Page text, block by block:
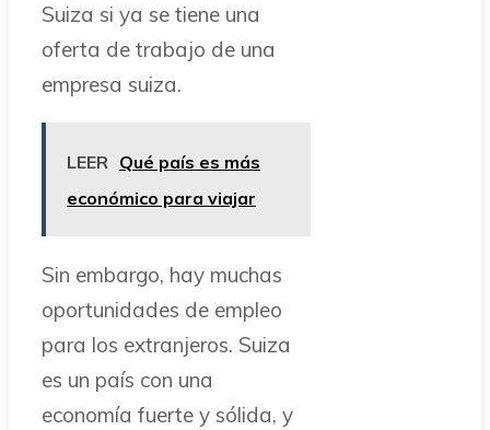
Suiza si ya se tiene una
oferta de trabajo de una
empresa suiza.
LEER Qué país es más
económico para viajar
Sin embargo, hay muchas
oportunidades de empleo
para los extranjeros. Suiza
es un país con una
economía fuerte y sólida, y